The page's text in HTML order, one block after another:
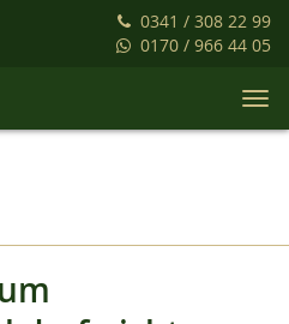
0341 / 308 22 99
0170 / 966 44 05